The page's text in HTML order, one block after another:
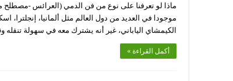
ماذا لو تعرفنا على نوع من فن الدمي (العرائس -
موجودا في العديد من دول العالم مثل ألمانيا، إنجلترا،
الكيمشاي الياباني، غير أنه يشترك معه في سهولة تنقله
أكمل القراءة »